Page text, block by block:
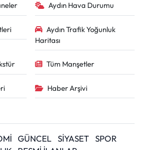
Aydın Hava Durumu
Aydın Trafik Yoğunluk
Haritası
Tüm Manşetler
Haber Arşivi
GÜNCEL SİYASET
SPOR